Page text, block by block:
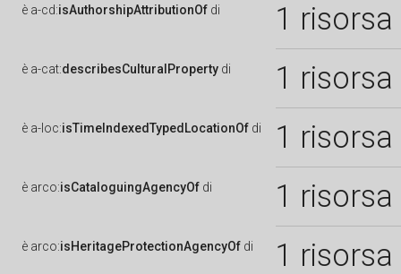
è a-cd:isAuthorshipAttributionOf di 1 risorsa
è a-cat:describesCulturalProperty di 1 risorsa
è a-loc:isTimeIndexedTypedLocationOf di 1 risorsa
è arco:isCataloguingAgencyOf di 1 risorsa
è arco:isHeritageProtectionAgencyOf di 1 risorsa